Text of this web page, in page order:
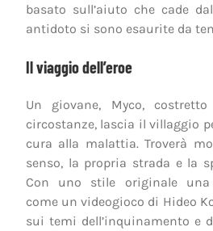
basato sull’aiuto che cade
antidoto si sono esaurite da
Il viaggio dell’eroe
Un giovane, Myco,
circostanze, lascia il villaggio
cura alla malattia. Troverà
senso, la propria strada e la
Con uno stile originale una
come un videogioco di Hideo
sui temi dell’inquinamento e